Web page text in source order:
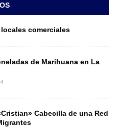
comerciales
de Marihuana en La
Cabecilla de una Red